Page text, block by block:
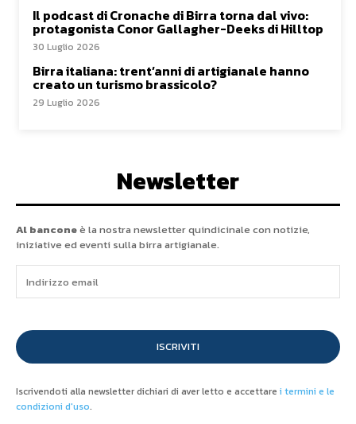
Il podcast di Cronache di Birra torna dal vivo:
protagonista Conor Gallagher-Deeks di Hilltop
30 Luglio 2026
Birra italiana: trent’anni di artigianale hanno
creato un turismo brassicolo?
29 Luglio 2026
Newsletter
Al banconeè la nostra newsletter quindicinale con notizie,
iniziative ed eventi sulla birra artigianale.
ISCRIVITI
Iscrivendoti alla newsletter dichiari di aver letto e accettare i termini e le
condizioni d'uso.